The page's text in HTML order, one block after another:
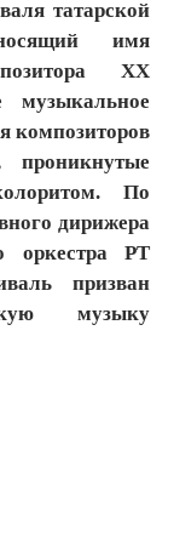
татарской
имя
XX
музыкальное
композиторов
По
дирижера
оркестра РТ
призван
музыку